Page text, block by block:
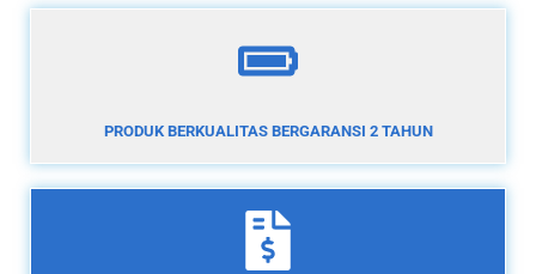
PRODUK BERKUALITAS BERGARANSI 2 TAHUN